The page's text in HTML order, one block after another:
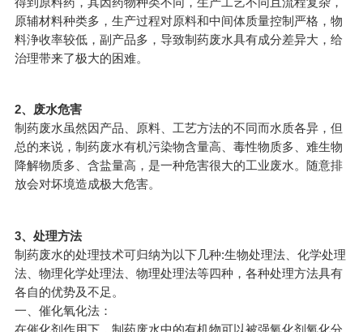
原辅材料种类多，生产过程对原料和中间体质量控制严格，物
料浄收率较低，副产品多，导致制药废水具有成分差异大，给
治理带来了极大的困难。
2、废水危害
制药废水虽然因产品、原料、工艺方法的不同而水质各异，但
总的来说，制药废水有机污染物含量高、毒性物质多、难生物
降解物质多、含盐量高，是一种危害很大的工业废水。随意排
放会对坏境造成极大危害。
3、处理方法
制药废水的处理技术可归纳为以下几种:生物处理法、化学处理
法、物理化学处理法、物理处理法等四种，各种处理方法具有
各自的优势及不足。
一、催化氧化法：
在催化剂作用下，制药废水中的有机物可以被强氧化剂氧化分